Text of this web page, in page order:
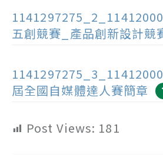
五創競賽_產品創新設計競
屆全國自媒體達人賽簡章
Post Views: 181